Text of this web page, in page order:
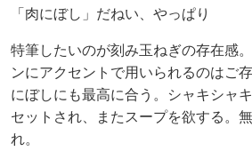
「肉にぼし」だねい、やっぱり
特筆したいのが刻み玉ねぎの存在感
ンにアクセントで用いられるのはご
にぼしにも最高に合う。シャキシャ
セットされ、またスープを欲する。
れ。